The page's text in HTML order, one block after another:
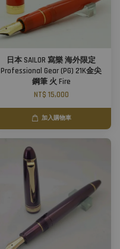
日本 SAILOR 寫樂 海外限定
Professional Gear (PG) 21K金尖
鋼筆 火 Fire
NT$ 15,000
加入購物車